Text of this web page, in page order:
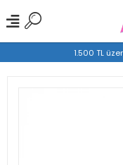
1.500 TL